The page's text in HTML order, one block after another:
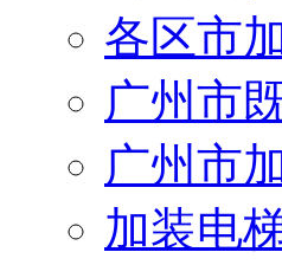
各区市
广州市
广州市
加装电